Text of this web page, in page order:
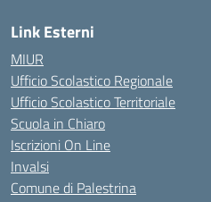
Link Esterni
MIUR
Ufficio Scolastico Regionale
Ufficio Scolastico Territoriale
Scuola in Chiaro
Iscrizioni On Line
Invalsi
Comune di Palestrina